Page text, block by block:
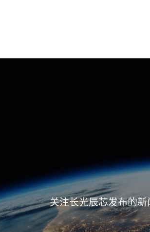
关注长光辰芯发布的